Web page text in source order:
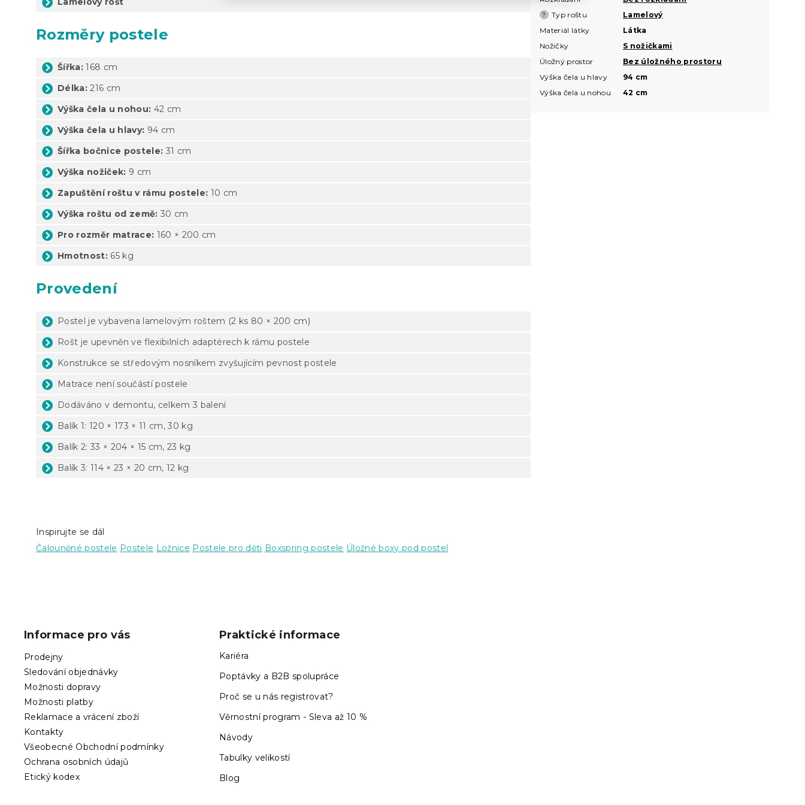
Rozměry postele
Šířka: 168 cm
Délka: 216 cm
Výška čela u nohou: 42 cm
Výška čela u hlavy: 94 cm
Šířka bočnice postele: 31 cm
Výška nožiček: 9 cm
Zapuštění roštu v rámu postele: 10 cm
Výška roštu od země: 30 cm
Pro rozměr matrace: 160 × 200 cm
Hmotnost: 65 kg
Provedení
Postel je vybavena lamelovým roštem (2 ks 80 × 200 cm)
Rošt je upevněn ve flexibilních adaptérech k rámu postele
Konstrukce se středovým nosníkem zvyšujícím pevnost postele
Matrace není součástí postele
Dodáváno v demontu, celkem 3 balení
Balík 1: 120 × 173 × 11 cm, 30 kg
Balík 2: 33 × 204 × 15 cm, 23 kg
Balík 3: 114 × 23 × 20 cm, 12 kg
Inspirujte se dál
Čalouněné postele Postele Ložnice Postele pro děti Boxspring postele Úložné boxy pod postel
? Typ roštu
Lamelový
Materiál látky
Látka
Nožičky
S nožičkami
Úložný prostor
Bez úložného prostoru
Výška čela u hlavy
94 cm
Výška čela u nohou
42 cm
Informace pro vás
Prodejny
Sledování objednávky
Možnosti dopravy
Možnosti platby
Reklamace a vrácení zboží
Kontakty
Všeobecné Obchodní podmínky
Ochrana osobních údajů
Etický kodex
Praktické informace
Kariéra
Poptávky a B2B spolupráce
Proč se u nás registrovat?
Věrnostní program - Sleva až 10 %
Návody
Tabulky velikostí
Blog